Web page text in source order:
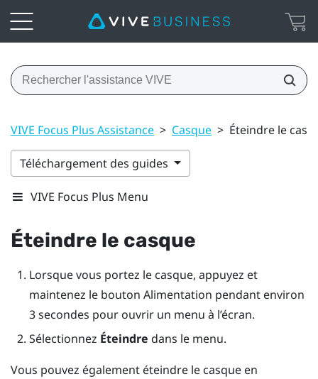
VIVE Focus Plus Assistance > Casque > Éteindre le
Téléchargement des guides
VIVE Focus Plus Menu
Éteindre le casque
Lorsque vous portez le casque, appuyez et
maintenez le bouton Alimentation pendant environ
3 secondes pour ouvrir un menu à l’écran.
Sélectionnez Éteindre dans le menu.
Vous pouvez également éteindre le casque en